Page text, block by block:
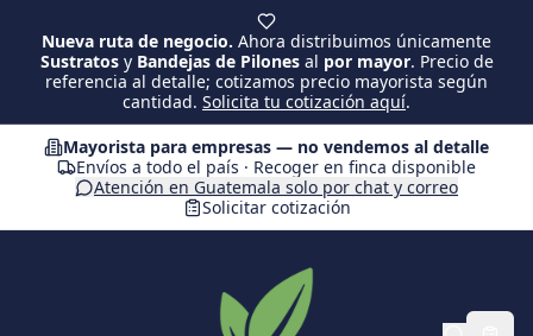
Nueva ruta de negocio. Ahora distribuimos únicamente
Sustratosy Bandejas de Pilonesal por mayor. Precio de
referencia al detalle; cotizamos precio mayorista según
cantidad. Solicita tu cotización aquí.
Mayorista para empresas — no vendemos al detalle
Envíos a todo el país · Recoger en finca disponible
Atención en Guatemala solo por chat y correo
Solicitar cotización